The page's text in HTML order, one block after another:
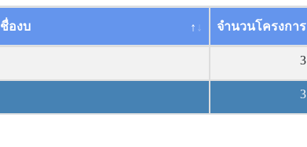
ชื่องบ จำนวนโครงการ
3
3